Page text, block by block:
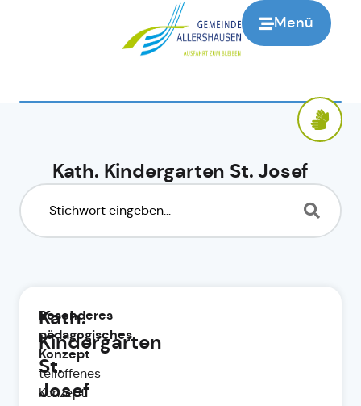
Menü
Kath. Kindergarten St. Josef
Kath.
Kindergarten
St.
Josef
Besonderes
pädagogisches
Konzept
teiloffenes
Konzept